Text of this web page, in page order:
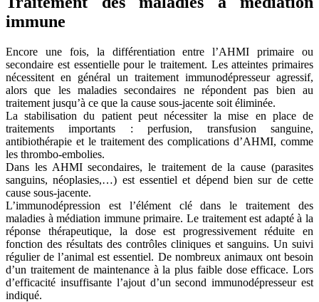
immune
Encore une fois, la différentiation entre l’AHMI primaire ou
secondaire est essentielle pour le traitement. Les atteintes primaires
nécessitent en général un traitement immunodépresseur agressif,
alors que les maladies secondaires ne répondent pas bien au
traitement jusqu’à ce que la cause sous-jacente soit éliminée.
La stabilisation du patient peut nécessiter la mise en place de
traitements importants : perfusion, transfusion sanguine,
antibiothérapie et le traitement des complications d’AHMI, comme
les thrombo-embolies.
Dans les AHMI secondaires, le traitement de la cause (parasites
sanguins, néoplasies,…) est essentiel et dépend bien sur de cette
cause sous-jacente.
L’immunodépression est l’élément clé dans le traitement des
maladies à médiation immune primaire. Le traitement est adapté à la
réponse thérapeutique, la dose est progressivement réduite en
fonction des résultats des contrôles cliniques et sanguins. Un suivi
régulier de l’animal est essentiel. De nombreux animaux ont besoin
d’un traitement de maintenance à la plus faible dose efficace. Lors
d’efficacité insuffisante l’ajout d’un second immunodépresseur est
indiqué.